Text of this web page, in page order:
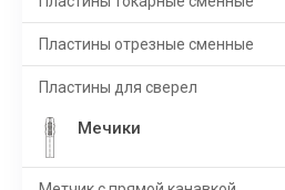
Пластины отрезные сменные
Пластины для сверел
Мечики